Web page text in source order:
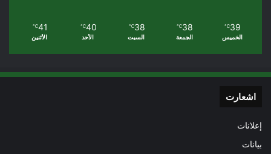
39
℃
الخميس
38
℃
الجمعة
38
℃
السبت
40
℃
الأحد
41
℃
الأثنين
اشعارت
إعلانات
بيانات